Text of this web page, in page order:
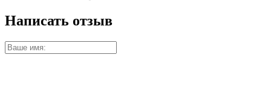
Написать отзыв